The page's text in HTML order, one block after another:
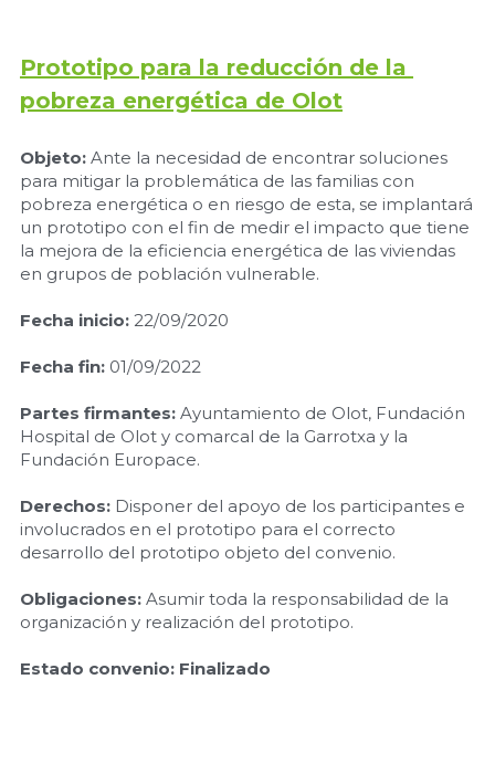
Prototipo para la reducción de la
pobreza energética de Olot
Objeto: Ante la necesidad de encontrar soluciones
para mitigar la problemática de las familias con
pobreza energética o en riesgo de esta, se implantará
un prototipo con el fin de medir el impacto que tiene
la mejora de la eficiencia energética de las viviendas
en grupos de población vulnerable.
Fecha inicio: 22/09/2020
Fecha fin: 01/09/2022
Partes firmantes: Ayuntamiento de Olot, Fundación
Hospital de Olot y comarcal de la Garrotxa y la
Fundación Europace.
Derechos: Disponer del apoyo de los participantes e
involucrados en el prototipo para el correcto
desarrollo del prototipo objeto del convenio.
Obligaciones: Asumir toda la responsabilidad de la
organización y realización del prototipo.
Estado convenio: Finalizado